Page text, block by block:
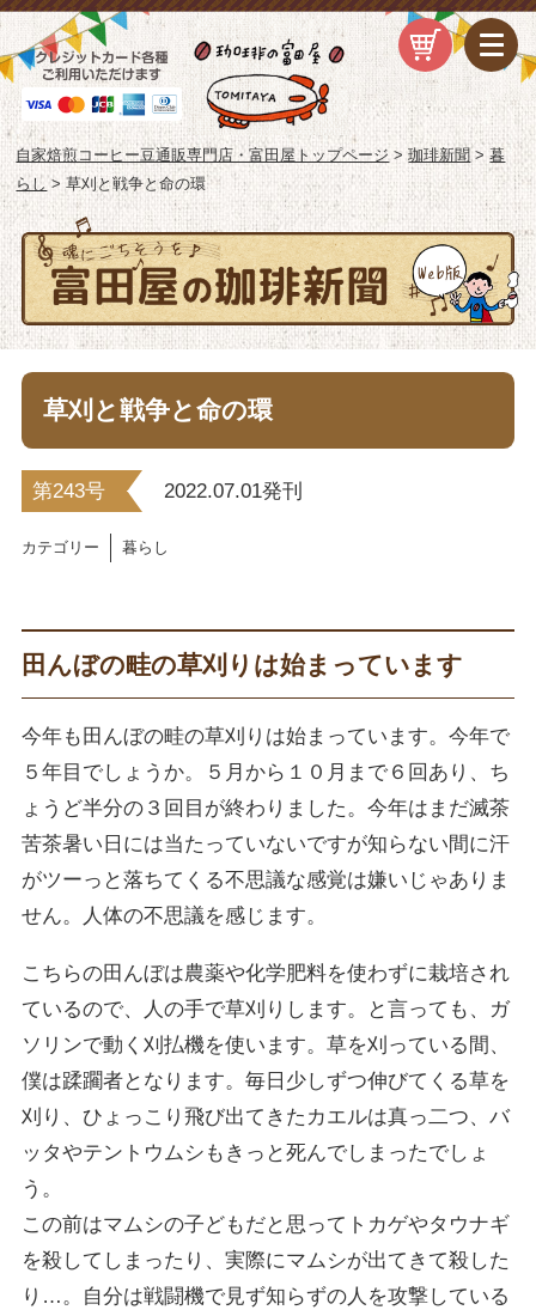
自家焙煎コーヒー豆通販専門店・富田屋トップページ>珈琲新聞>暮
らし >草刈と戦争と命の環
草刈と戦争と命の環
第243号 2022.07.01発刊
カテゴリー 暮らし
田んぼの畦の草刈りは始まっています
今年も田んぼの畦の草刈りは始まっています。今年で
５年目でしょうか。５月から１０月まで６回あり、ち
ょうど半分の３回目が終わりました。今年はまだ滅茶
苦茶暑い日には当たっていないですが知らない間に汗
がツーっと落ちてくる不思議な感覚は嫌いじゃありま
せん。人体の不思議を感じます。
こちらの田んぼは農薬や化学肥料を使わずに栽培され
ているので、人の手で草刈りします。と言っても、ガ
ソリンで動く刈払機を使います。草を刈っている間、
僕は蹂躙者となります。毎日少しずつ伸びてくる草を
刈り、ひょっこり飛び出てきたカエルは真っ二つ、バ
ッタやテントウムシもきっと死んでしまったでしょ
う。
この前はマムシの子どもだと思ってトカゲやタウナギ
を殺してしまったり、実際にマムシが出てきて殺した
り…。自分は戦闘機で見ず知らずの人を攻撃している